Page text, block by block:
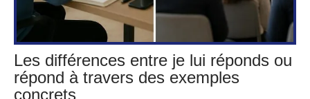
Les différences entre je lui réponds ou
répond à travers des exemples
concrets